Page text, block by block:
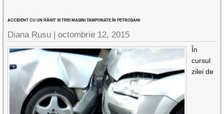
ACCIDENT CU UN RĂNIT SI TREI MAȘINI TAMPONATE ÎN PETROȘANI
Diana Rusu |octombrie 12, 2015
În
cursul
zilei de